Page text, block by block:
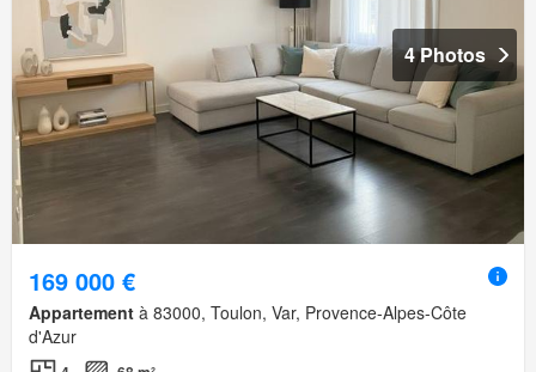
4 Photos
169 000 €
Appartement à 83000, Toulon, Var, Provence-Alpes-Côte
d'Azur